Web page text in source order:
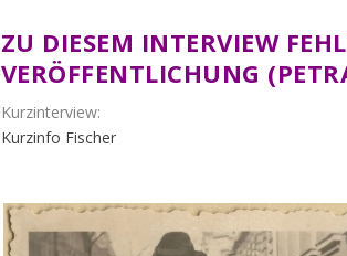
ZU DIESEM INTERVIEW
VERÖFFENTLICHUNG
Kurzinterview:
Kurzinfo Fischer